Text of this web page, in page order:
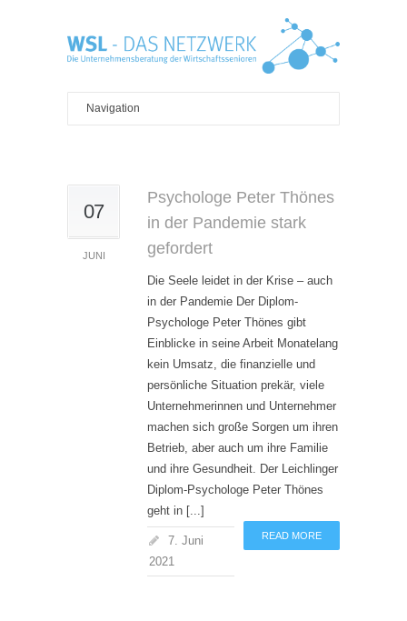
07
JUNI
Psychologe Peter Thönes
in der Pandemie stark
gefordert
Die Seele leidet in der Krise – auch
in der Pandemie Der Diplom-
Psychologe Peter Thönes gibt
Einblicke in seine Arbeit Monatelang
kein Umsatz, die finanzielle und
persönliche Situation prekär, viele
Unternehmerinnen und Unternehmer
machen sich große Sorgen um ihren
Betrieb, aber auch um ihre Familie
und ihre Gesundheit. Der Leichlinger
Diplom-Psychologe Peter Thönes
geht in [...]
READ MORE
7. Juni
2021